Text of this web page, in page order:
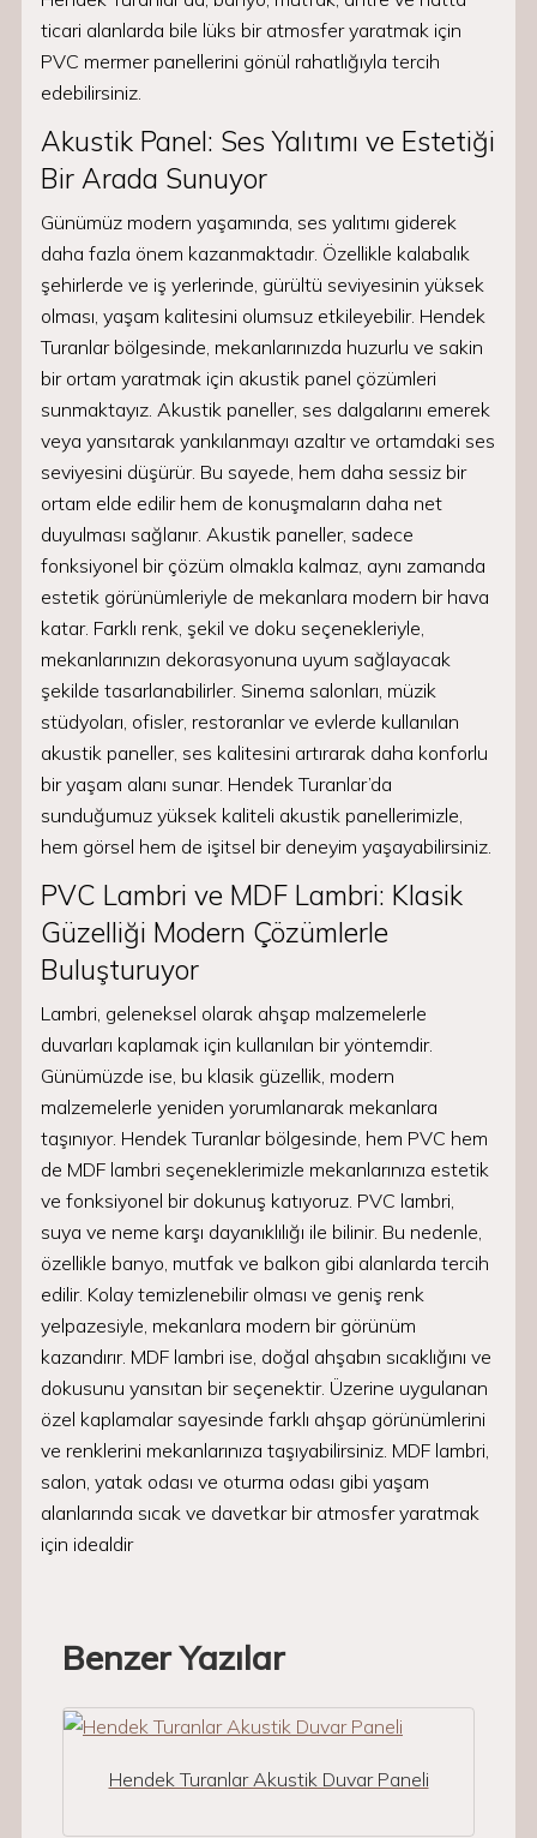
ticari alanlarda bile lüks bir atmosfer yaratmak için
PVC mermer panellerini gönül rahatlığıyla tercih
edebilirsiniz.
Akustik Panel: Ses Yalıtımı ve Estetiği
Bir Arada Sunuyor
Günümüz modern yaşamında, ses yalıtımı giderek
daha fazla önem kazanmaktadır. Özellikle kalabalık
şehirlerde ve iş yerlerinde, gürültü seviyesinin yüksek
olması, yaşam kalitesini olumsuz etkileyebilir. Hendek
Turanlar bölgesinde, mekanlarınızda huzurlu ve sakin
bir ortam yaratmak için akustik panel çözümleri
sunmaktayız. Akustik paneller, ses dalgalarını emerek
veya yansıtarak yankılanmayı azaltır ve ortamdaki ses
seviyesini düşürür. Bu sayede, hem daha sessiz bir
ortam elde edilir hem de konuşmaların daha net
duyulması sağlanır. Akustik paneller, sadece
fonksiyonel bir çözüm olmakla kalmaz, aynı zamanda
estetik görünümleriyle de mekanlara modern bir hava
katar. Farklı renk, şekil ve doku seçenekleriyle,
mekanlarınızın dekorasyonuna uyum sağlayacak
şekilde tasarlanabilirler. Sinema salonları, müzik
stüdyoları, ofisler, restoranlar ve evlerde kullanılan
akustik paneller, ses kalitesini artırarak daha konforlu
bir yaşam alanı sunar. Hendek Turanlar’da
sunduğumuz yüksek kaliteli akustik panellerimizle,
hem görsel hem de işitsel bir deneyim yaşayabilirsiniz.
PVC Lambri ve MDF Lambri: Klasik
Güzelliği Modern Çözümlerle
Buluşturuyor
Lambri, geleneksel olarak ahşap malzemelerle
duvarları kaplamak için kullanılan bir yöntemdir.
Günümüzde ise, bu klasik güzellik, modern
malzemelerle yeniden yorumlanarak mekanlara
taşınıyor. Hendek Turanlar bölgesinde, hem PVC hem
de MDF lambri seçeneklerimizle mekanlarınıza estetik
ve fonksiyonel bir dokunuş katıyoruz. PVC lambri,
suya ve neme karşı dayanıklılığı ile bilinir. Bu nedenle,
özellikle banyo, mutfak ve balkon gibi alanlarda tercih
edilir. Kolay temizlenebilir olması ve geniş renk
yelpazesiyle, mekanlara modern bir görünüm
kazandırır. MDF lambri ise, doğal ahşabın sıcaklığını ve
dokusunu yansıtan bir seçenektir. Üzerine uygulanan
özel kaplamalar sayesinde farklı ahşap görünümlerini
ve renklerini mekanlarınıza taşıyabilirsiniz. MDF lambri,
salon, yatak odası ve oturma odası gibi yaşam
alanlarında sıcak ve davetkar bir atmosfer yaratmak
için idealdir
Benzer Yazılar
Hendek Turanlar Akustik Duvar Paneli